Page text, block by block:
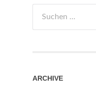
nach:
ARCHIVE